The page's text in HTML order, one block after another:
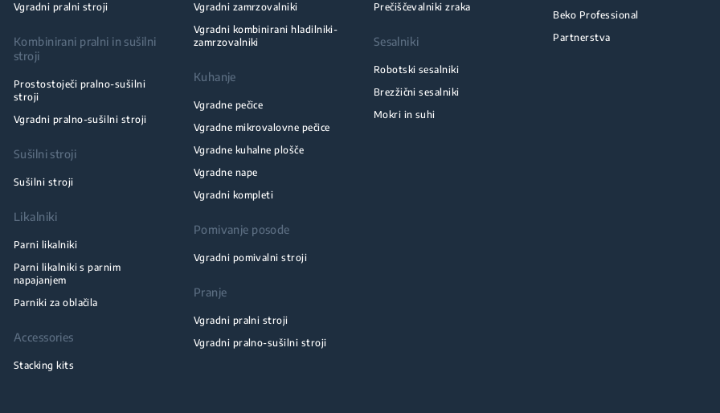
Vgradni pralni stroji
Kombinirani pralni in sušilni
stroji
Prostostoječi pralno-sušilni
stroji
Vgradni pralno-sušilni stroji
Sušilni stroji
Sušilni stroji
Likalniki
Parni likalniki
Parni likalniki s parnim
napajanjem
Parniki za oblačila
Accessories
Stacking kits
Vgradni zamrzovalniki
Vgradni kombinirani hladilniki-
zamrzovalniki
Kuhanje
Vgradne pečice
Vgradne mikrovalovne pečice
Vgradne kuhalne plošče
Vgradne nape
Vgradni kompleti
Pomivanje posode
Vgradni pomivalni stroji
Pranje
Vgradni pralni stroji
Vgradni pralno-sušilni stroji
Prečiščevalniki zraka
Sesalniki
Robotski sesalniki
Brezžični sesalniki
Mokri in suhi
Beko Professional
Partnerstva